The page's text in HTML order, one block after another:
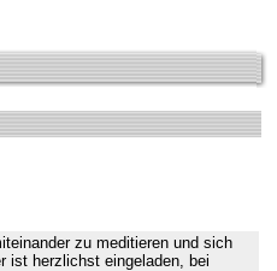
zu meditieren und sich
ist herzlichst eingeladen, bei